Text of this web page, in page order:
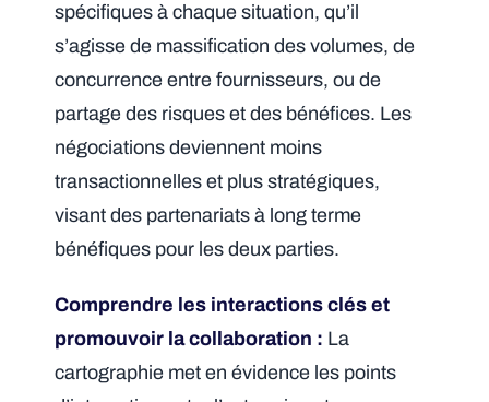
spécifiques à chaque situation, qu’il
s’agisse de massification des volumes, de
concurrence entre fournisseurs, ou de
partage des risques et des bénéfices. Les
négociations deviennent moins
transactionnelles et plus stratégiques,
visant des partenariats à long terme
bénéfiques pour les deux parties.
Comprendre les interactions clés et
promouvoir la collaboration : La
cartographie met en évidence les points